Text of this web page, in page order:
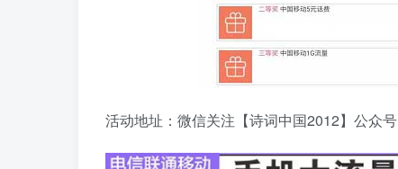
活动地址：微信关注【诗词中国2012】公众号